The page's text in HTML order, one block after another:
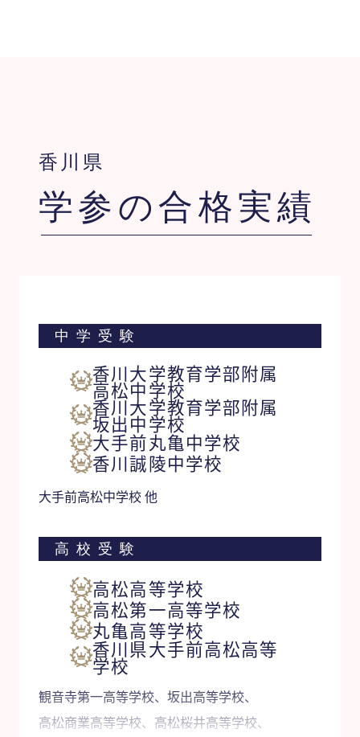
香川県
学参の合格実績
中学受験
香川大学教育学部附属
高松中学校
香川大学教育学部附属
坂出中学校
大手前丸亀中学校
香川誠陵中学校
大手前高松中学校 他
高校受験
高松高等学校
高松第一高等学校
丸亀高等学校
香川県大手前高松高等
学校
観音寺第一高等学校、坂出高等学校、
高松商業高等学校、高松桜井高等学校、